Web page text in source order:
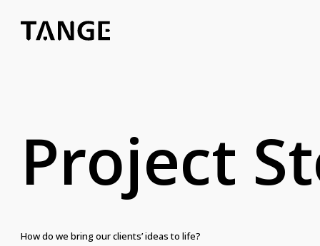
Project
How do we bring our clients’ ideas to life?